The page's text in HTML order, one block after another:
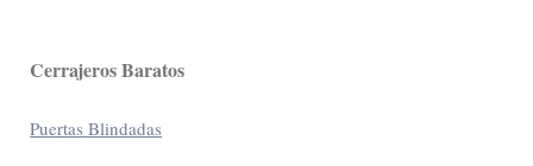
Cerrajeros Baratos
Puertas Blindadas